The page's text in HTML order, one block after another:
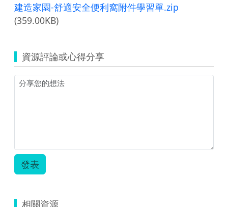
建造家園-舒適安全便利窩附件學習單.zip
(359.00KB)
資源評論或心得分享
發表
相關資源